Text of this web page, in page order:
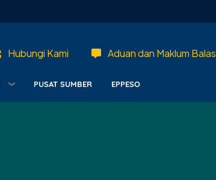
Hubungi Kami Aduan dan Maklum Balas
PUSAT SUMBER EPPESO